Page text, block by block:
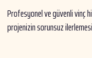
Profesyonel ve güvenli vinç
projenizin sorunsuz